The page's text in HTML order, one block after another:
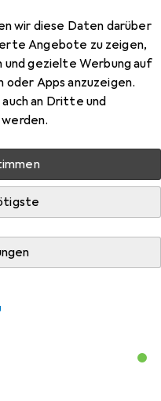
wir diese Daten darüber
Angebote zu zeigen,
gezielte Werbung auf
oder Apps anzuzeigen.
an Dritte und
zum Produkt
Accessoire